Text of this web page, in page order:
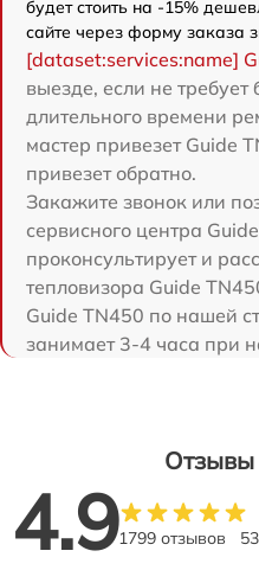
будет стоить на -15%
сайте через форму заказа
[dataset:services:name]
выезде, если не
длительного времени
мастер привезет Guide
привезет обратно.
Закажите звонок или
сервисного центра
проконсультирует и
тепловизора Guide
Guide TN450 по нашей
занимает 3-4 часа при
Отзывы
4.91799 отзывов